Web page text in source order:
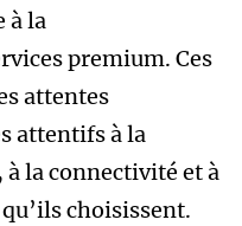
à la
premium. Ces
attentes
attentifs à la
la connectivité et à
choisissent.